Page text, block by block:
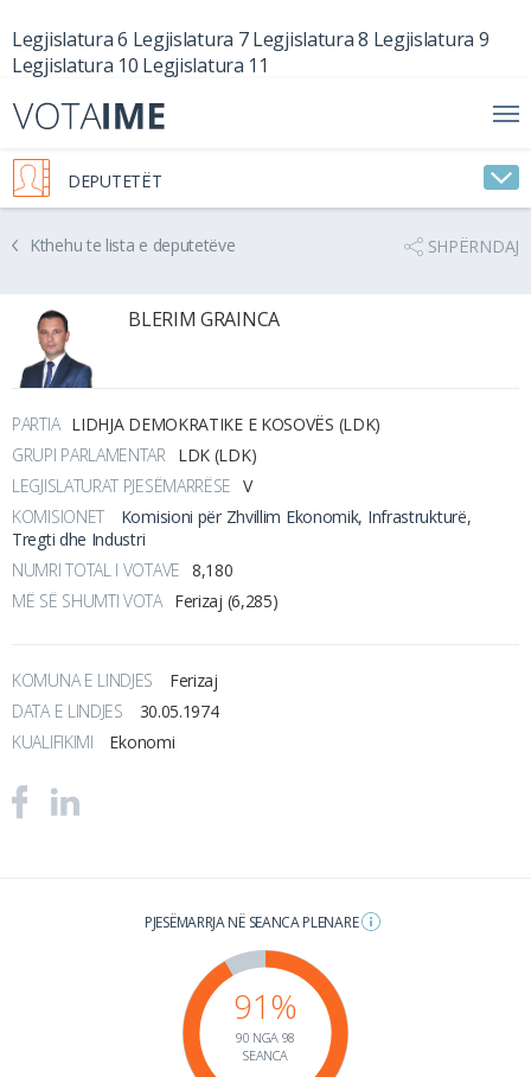
Legjislatura 6 Legjislatura 7 Legjislatura 8 Legjislatura 9
Legjislatura 10 Legjislatura 11
DEPUTETËT
Kthehu te lista e deputetëve SHPËRNDAJ
BLERIM GRAINCA
PARTIA LIDHJA DEMOKRATIKE E KOSOVËS (LDK)
GRUPI PARLAMENTAR
LDK (LDK)
LEGJISLATURAT PJESËMARRËSE V
KOMISIONET
Komisioni për Zhvillim Ekonomik, Infrastrukturë,
Tregti dhe Industri
NUMRI TOTAL I VOTAVE 8,180
MË SË SHUMTI VOTA Ferizaj (6,285)
KOMUNA E LINDJES
Ferizaj
DATA E LINDJES
30.05.1974
KUALIFIKIMI
Ekonomi
PJESËMARRJA NË SEANCA PLENARE
91%
90 NGA 98
SEANCA